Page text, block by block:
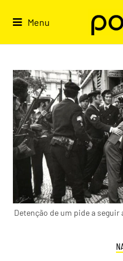
Menu
Detenção de um pide a